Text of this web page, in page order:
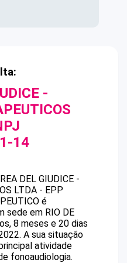
-
14
DEL GIUDICE -
LTDA - EPP
é
sede em RIO DE
8 meses e 20 dias
A sua situação
atividade
fonoaudiologia.